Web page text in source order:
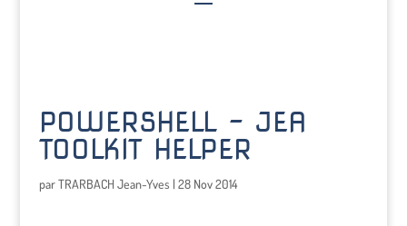
POWERSHELL – JEA
TOOLKIT HELPER
parTRARBACH Jean-Yves | 28 Nov 2014